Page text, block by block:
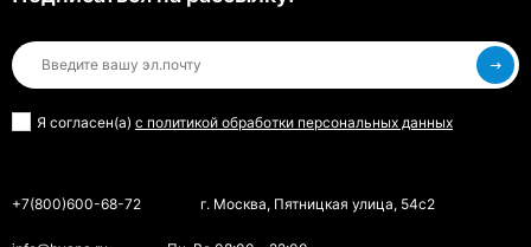
Я согласен(a) с политикой обработки персональных данных
+7(800)600-68-72 г. Москва, Пятницкая улица, 54с2